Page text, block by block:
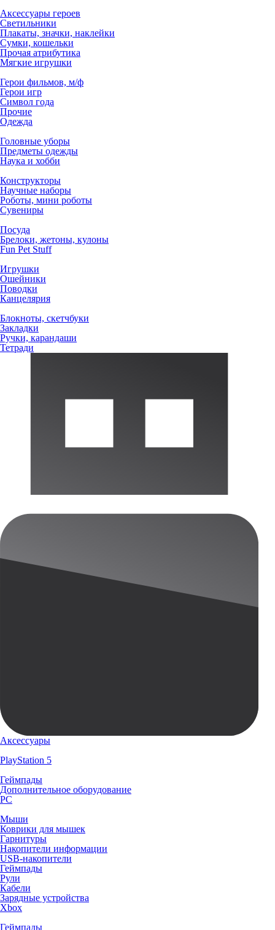
Аксессуары героев
Светильники
Плакаты, значки, наклейки
Сумки, кошельки
Прочая атрибутика
Мягкие игрушки
Герои фильмов, м/ф
Герои игр
Символ года
Прочие
Одежда
Головные уборы
Предметы одежды
Наука и хобби
Конструкторы
Научные наборы
Роботы, мини роботы
Сувениры
Посуда
Брелоки, жетоны, кулоны
Fun Pet Stuff
Игрушки
Ошейники
Поводки
Канцелярия
Блокноты, скетчбуки
Закладки
Ручки, карандаши
Тетради
Аксессуары
PlayStation 5
Геймпады
Дополнительное оборудование
PC
Мыши
Коврики для мышек
Гарнитуры
Накопители информации
USB-накопители
Геймпады
Рули
Кабели
Зарядные устройства
Xbox
Геймпады